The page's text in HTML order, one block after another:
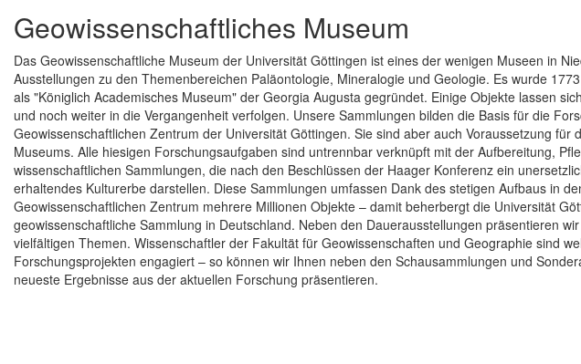
Geowissenschaftliches Museum
Das Geowissenschaftliche Museum der Universität Göttingen ist eines der wenigen Museen in
Ausstellungen zu den Themenbereichen Paläontologie, Mineralogie und Geologie. Es wurde
als "Königlich Academisches Museum" der Georgia Augusta gegründet. Einige Objekte lassen
und noch weiter in die Vergangenheit verfolgen. Unsere Sammlungen bilden die Basis für die
Geowissenschaftlichen Zentrum der Universität Göttingen. Sie sind aber auch Voraussetzung für
Museums. Alle hiesigen Forschungsaufgaben sind untrennbar verknüpft mit der Aufbereitung,
wissenschaftlichen Sammlungen, die nach den Beschlüssen der Haager Konferenz ein
erhaltendes Kulturerbe darstellen. Diese Sammlungen umfassen Dank des stetigen Aufbaus in
Geowissenschaftlichen Zentrum mehrere Millionen Objekte – damit beherbergt die Universität
geowissenschaftliche Sammlung in Deutschland. Neben den Dauerausstellungen präsentieren
vielfältigen Themen. Wissenschaftler der Fakultät für Geowissenschaften und Geographie sind
Forschungsprojekten engagiert – so können wir Ihnen neben den Schausammlungen und
neueste Ergebnisse aus der aktuellen Forschung präsentieren.